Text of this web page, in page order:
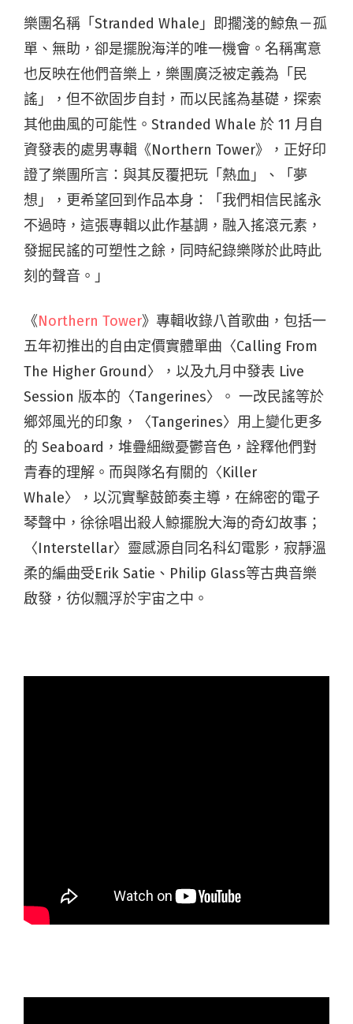
樂團名稱「Stranded Whale」即擱淺的鯨魚－孤
單、無助，卻是擺脫海洋的唯一機會。名稱寓意
也反映在他們音樂上，樂團廣泛被定義為「民
謠」，但不欲固步自封，而以民謠為基礎，探索
其他曲風的可能性。Stranded Whale 於 11 月自
資發表的處男專輯《Northern Tower》，正好印
證了樂團所言：與其反覆把玩「熱血」、「夢
想」，更希望回到作品本身：「我們相信民謠永
不過時，這張專輯以此作基調，融入搖滾元素，
發掘民謠的可塑性之餘，同時紀錄樂隊於此時此
刻的聲音。」
《Northern Tower》專輯收錄八首歌曲，包括一
五年初推出的自由定價實體單曲〈Calling From
The Higher Ground〉，以及九月中發表 Live
Session 版本的〈Tangerines〉。 一改民謠等於
鄉郊風光的印象，〈Tangerines〉用上變化更多
的 Seaboard，堆疊細緻憂鬱音色，詮釋他們對
青春的理解。而與隊名有關的〈Killer
Whale〉，以沉實擊鼓節奏主導，在綿密的電子
琴聲中，徐徐唱出殺人鯨擺脫大海的奇幻故事；
〈Interstellar〉靈感源自同名科幻電影，寂靜溫
柔的編曲受Erik Satie、Philip Glass等古典音樂
啟發，彷似飄浮於宇宙之中。